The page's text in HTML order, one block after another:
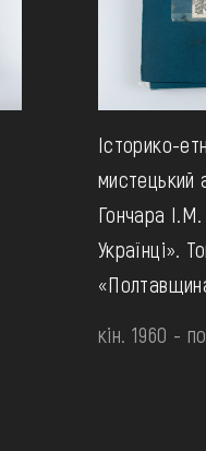
Історико-
мистецький
Гончара
Українці».
кін. 1960 -